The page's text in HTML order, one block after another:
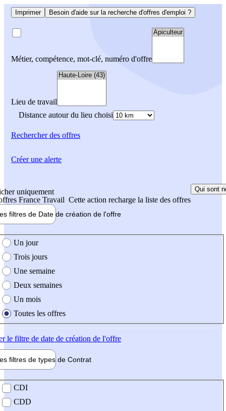
Imprimer Besoin d'aide sur la recherche d'offres d'emploi ?
Métier, compétence, mot-clé, numéro d'offre
Lieu de travail
Distance autour du lieu choisi
Rechercherdes offres
uniquement
France Travail Cette action recharge la liste des offres
Qui sont
filtres de Date de création de l'offre
création de l'offre
Un jour
Trois jours
Une semaine
Deux semaines
Un mois
Toutes les offres
le filtre de date de création de l'offre
filtres de types de Contrat
contrat
CDI
CDD
Créer une alerte